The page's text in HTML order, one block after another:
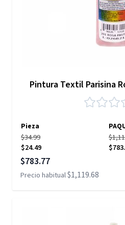
Pintura Textil Parisina
Pieza
$34.99
$24.49
Precio especial
$783.77
Precio habitual$1,119.68